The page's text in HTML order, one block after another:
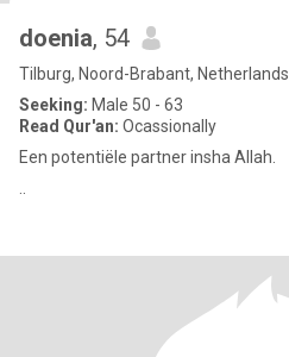
doenia, 54
Tilburg, Noord-Brabant, Netherlands
Seeking: Male 50 - 63
Read Qur'an: Ocassionally
Een potentiële partner insha Allah.